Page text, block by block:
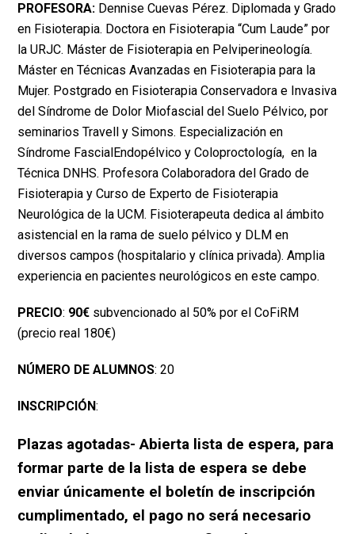
PROFESORA: Dennise Cuevas Pérez. Diplomada y Grado
en Fisioterapia. Doctora en Fisioterapia “Cum Laude” por
la URJC. Máster de Fisioterapia en Pelviperineología.
Máster en Técnicas Avanzadas en Fisioterapia para la
Mujer. Postgrado en Fisioterapia Conservadora e Invasiva
del Síndrome de Dolor Miofascial del Suelo Pélvico, por
seminarios Travell y Simons. Especialización en
Síndrome FascialEndopélvico y Coloproctología, en la
Técnica DNHS. Profesora Colaboradora del Grado de
Fisioterapia y Curso de Experto de Fisioterapia
Neurológica de la UCM. Fisioterapeuta dedica al ámbito
asistencial en la rama de suelo pélvico y DLM en
diversos campos (hospitalario y clínica privada). Amplia
experiencia en pacientes neurológicos en este campo.
PRECIO: 90€ subvencionado al 50% por el CoFiRM
(precio real 180€)
NÚMERO DE ALUMNOS: 20
INSCRIPCIÓN:
Plazas agotadas- Abierta lista de espera, para
formar parte de la lista de espera se debe
enviar únicamente el boletín de inscripción
cumplimentado, el pago no será necesario